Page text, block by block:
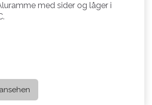
med sider og låger i